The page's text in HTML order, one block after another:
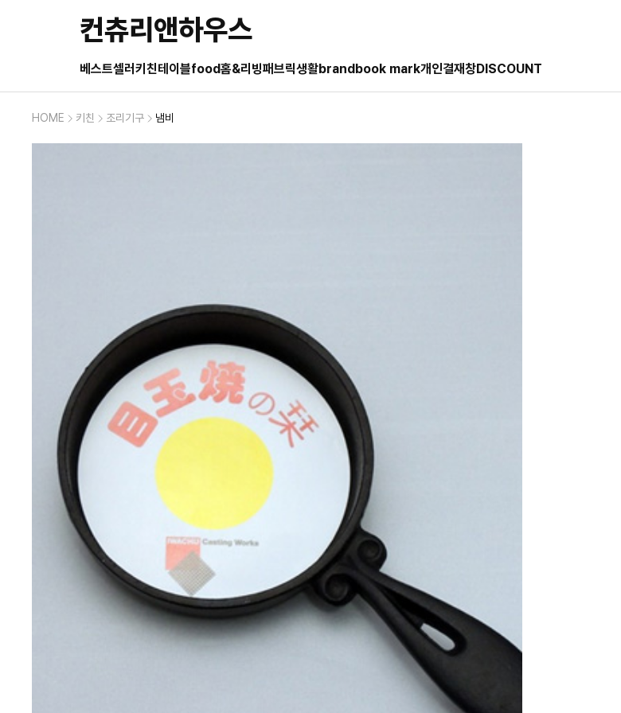
컨츄리앤하우스
베스트셀러 키친테이블food홈&리빙패브릭생활brandbook mark개인결재창DISCOUNT
HOME 키친 조리기구 냄비